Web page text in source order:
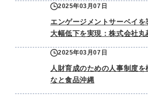
2025年03月07日
エンゲージメントサーベイ
大幅低下を実現：株式会社丸
2025年03月07日
人財育成のための人事制度
なと食品沖縄